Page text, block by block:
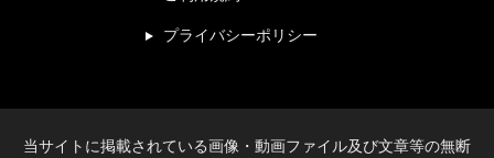
プライバシーポリシー
当サイトに掲載されている画像・動画ファイル及び文章等の無断